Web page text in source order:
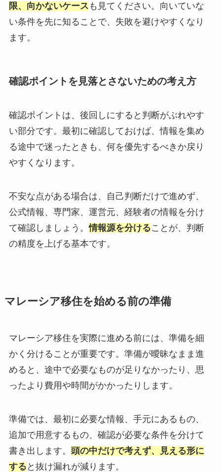
限、向かないケース も見てください。向いていな
い条件を先に知ることで、失敗を避けやすくなり
ます。
確認ポイントを見落とさないための考え方
確認ポイントは、後回しにすると判断がぶれやす
い部分です。最初に確認しておけば、情報を集め
る途中で迷ったときも、何を優先するべきか戻り
やすくなります。
不安な点がある場合は、自己判断だけで進めず、
公式情報、専門家、運営元、経験者の情報を分け
て確認しましょう。情報源を分けることが、判断
の精度を上げる基本です。
マレーシア移住を始める前の準備
マレーシア移住を実際に進める前には、準備を細
かく分けることが重要です。準備が曖昧なまま進
めると、途中で必要なものが足りなかったり、思
ったより費用や時間がかかったりします。
準備では、最初に必要な情報、手元にあるもの、
追加で用意するもの、確認が必要な条件を分けて
書き出します。 頭の中だけで考えず、見える形に
する と抜け漏れが減ります。